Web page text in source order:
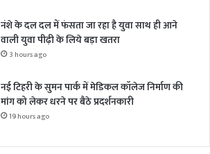
नंशे के दल दल में फंसता जा रहा है युवा साथ ही आने
वाली युवा पीढ़ी के लिये बड़ा खतरा
3 hours ago
नई टिहरी के सुमन पार्क में मेडिकल कॉलेज निर्माण की
मांग को लेकर धरने पर बैठे प्रदर्शनकारी
19 hours ago